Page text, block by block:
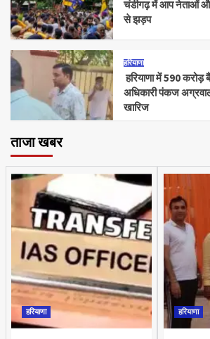
चंडीगढ़ में आप नेताओं
से झड़प
हरियाणा
हरियाणा में 590 करोड़
अधिकारी पंकज
खारिज
ताजा खबर
हरियाणा हरियाणा